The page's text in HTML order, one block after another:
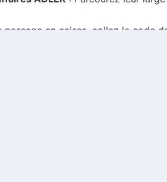
passage en caisse, collez le code